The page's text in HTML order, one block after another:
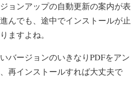
ョンアップの自動更新の案内が表
んでも、途中でインストールが止
ますよね。
バージョンのいきなりPDFをアン
再インストールすれば大丈夫で